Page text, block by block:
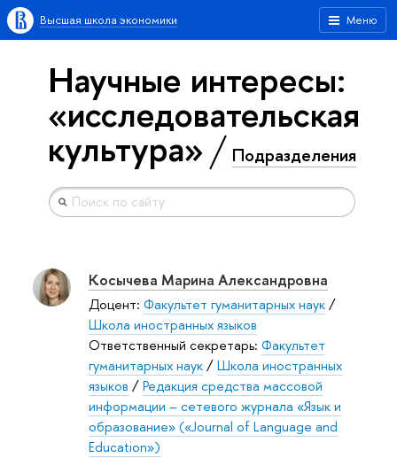
Меню
Высшая школа экономики
Научные интересы:
«исследовательская
культура» Подразделения
Косычева Марина Александровна
Доцент: Факультет гуманитарных наук/
Школа иностранных языков
Ответственный секретарь: Факультет
гуманитарных наук/Школа иностранных
языков /Редакция средства массовой
информации – сетевого журнала «Язык и
образование» («Journal of Language and
Education»)